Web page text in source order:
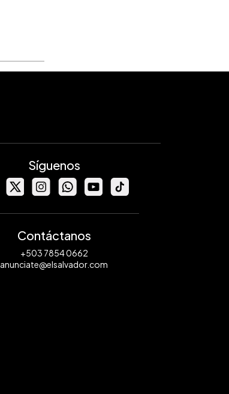
Síguenos
Contáctanos
+503 7854 0662
anunciate@elsalvador.com